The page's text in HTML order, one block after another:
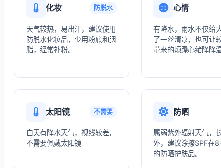
化妆 防脱水
天气较热，易出汗，建议使用
防脱水化妆品，少用粉底和胭
脂，经常补粉。
心情
有降水，雨水不仅给
了一丝清凉，也可让
带来的烦躁心绪降降
太阳镜 不需要
白天有降水天气，视线较差，
不需要佩戴太阳镜
防晒
属弱紫外辐射天气，
外，建议涂擦SPF在
的防晒护肤品。